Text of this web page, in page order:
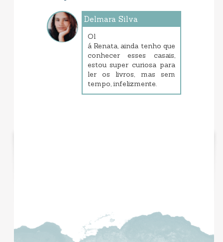
Delmara Silva
Ol
á Renata, ainda tenho que
conhecer esses casais,
estou super curiosa para
ler os livros, mas sem
tempo, infelizmente.